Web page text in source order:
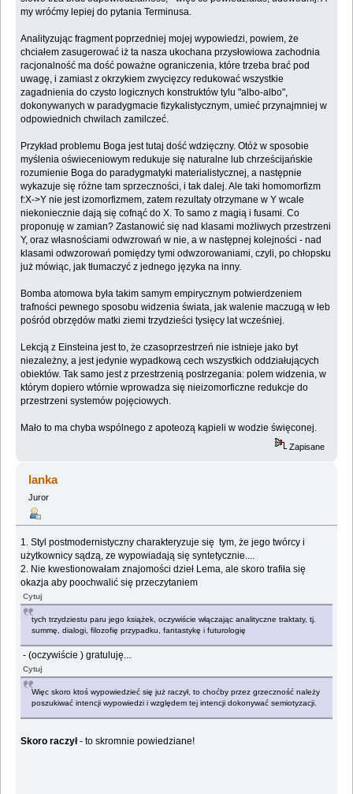
my wróćmy lepiej do pytania Terminusa.
Analityzując fragment poprzedniej mojej wypowiedzi, powiem, że
chciałem zasugerować iż ta nasza ukochana przysłowiowa zachodnia
racjonalność ma dość poważne ograniczenia, które trzeba brać pod
uwagę, i zamiast z okrzykiem zwycięzcy redukować wszystkie
zagadnienia do czysto logicznych konstruktów tylu "albo-albo",
dokonywanych w paradygmacie fizykalistycznym, umieć przynajmniej w
odpowiednich chwilach zamilczeć.
Przykład problemu Boga jest tutaj dość wdzięczny. Otóż w sposobie
myślenia oświeceniowym redukuje się naturalne lub chrześcijańskie
rozumienie Boga do paradygmatyki materialistycznej, a następnie
wykazuje się różne tam sprzeczności, i tak dalej. Ale taki homomorfizm
f:X->Y nie jest izomorfizmem, zatem rezultaty otrzymane w Y wcale
niekoniecznie dają się cofnąć do X. To samo z magią i fusami. Co
proponuję w zamian? Zastanowić się nad klasami możliwych przestrzeni
Y, oraz własnościami odwzrowań w nie, a w następnej kolejności - nad
klasami odwzorowań pomiędzy tymi odwzorowaniami, czyli, po chłopsku
już mówiąc, jak tłumaczyć z jednego języka na inny.
Bomba atomowa była takim samym empirycznym potwierdzeniem
trafności pewnego sposobu widzenia świata, jak walenie maczugą w łeb
pośród obrzędów matki ziemi trzydzieści tysięcy lat wcześniej.
Lekcją z Einsteina jest to, że czasoprzestrzeń nie istnieje jako byt
niezależny, a jest jedynie wypadkową cech wszystkich oddziałujących
obiektów. Tak samo jest z przestrzenią postrzegania: polem widzenia, w
którym dopiero wtórnie wprowadza się nieizomorficzne redukcje do
przestrzeni systemów pojęciowych.
Mało to ma chyba wspólnego z apoteozą kąpieli w wodzie święconej.
Zapisane
lanka
Juror
1. Styl postmodernistyczny charakteryzuje się tym, że jego twórcy i
użytkownicy sądzą, ze wypowiadają się syntetycznie....
2. Nie kwestionowałam znajomości dzieł Lema, ale skoro trafiła się
okazja aby poochwalić się przeczytaniem
Cytuj
tych trzydziestu paru jego książek, oczywiście włączając analityczne traktaty, tj.
summę, dialogi, filozofię przypadku, fantastykę i futurologię
- (oczywiście ) gratuluję...
Cytuj
Więc skoro ktoś wypowiedzieć się już raczył, to choćby przez grzeczność należy
poszukiwać intencji wypowiedzi i względem tej intencji dokonywać semiotyzacji.
Skoro raczył- to skromnie powiedziane!